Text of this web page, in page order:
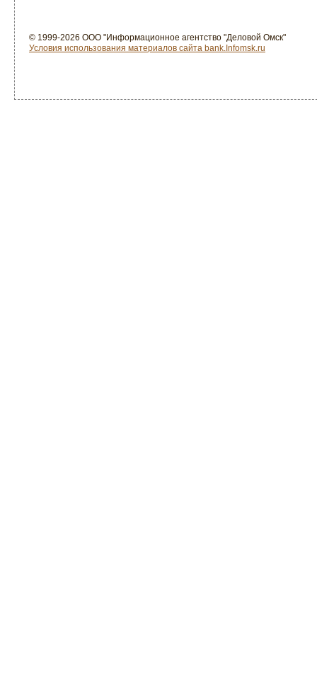
© 1999-2026 ООО "Информационное агентство "Деловой Омск"
Условия использования материалов сайта bank.Infomsk.ru